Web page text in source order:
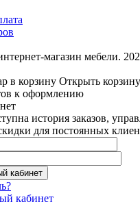
магазин мебели.
в корзину Открыть корзину
к оформлению
история заказов,
для постоянных
кабинет
кабинет